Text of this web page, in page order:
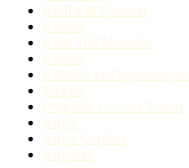
Kılıflar & Çantalar
Konfeti
Kuru Sıkı Mermiler
Kuşluk
Kutlama ve Organizasyon
Meşale
Projektör ve Gece Feneri
Şarjör
Sarjör Çeşitleri
Şarjörlük